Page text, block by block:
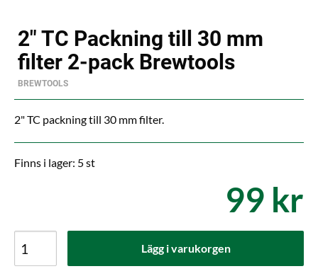
2" TC Packning till 30 mm
filter 2-pack Brewtools
BREWTOOLS
2" TC packning till 30 mm filter.
Finns i lager: 5 st
99 kr
Lägg i varukorgen